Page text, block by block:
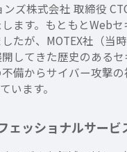
ンズ株式会社 取締役
ます。もともとWeb
たが、MOTEX社（当
してきた歴史のある
備からサイバー攻撃
います。
ェッショナルサービ